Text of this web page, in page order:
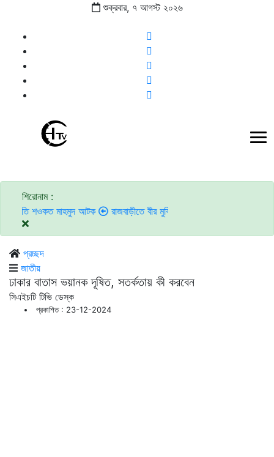
শুক্রবার, ৭ আগস্ট ২০২৬
শিরোনাম :
শওকত মাহমুদ আটক
রাজবাড়ীতে বীর মুক্তিযোদ্ধাদের জন্য সংরক্ষিত কবরস্থানে
প্রচ্ছদ
জাতীয়
ঢাকার বাতাস ভয়ানক দূষিত, সতর্কতায় কী করবেন
সিএইচটি টিভি ডেস্ক
প্রকাশিত : 23-12-2024